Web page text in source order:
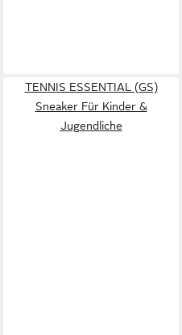
TENNIS ESSENTIAL (GS)
Sneaker Für Kinder &
Jugendliche